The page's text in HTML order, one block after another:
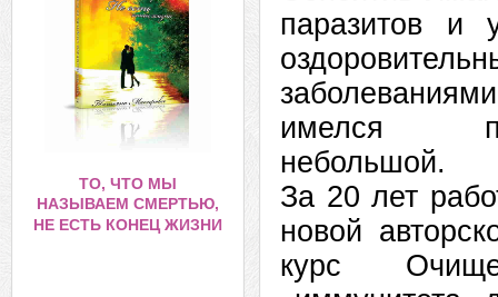
паразитов и
имелся
небольшой.
За 20 лет
новой
курс
ТО, ЧТО МЫ
НАЗЫВАЕМ СМЕРТЬЮ,
НЕ ЕСТЬ КОНЕЦ ЖИЗНИ